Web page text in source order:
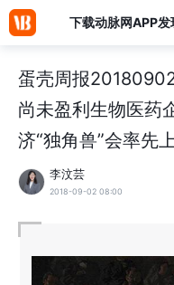
下载动脉网APP发
蛋壳周报
尚未盈利生物医药
济“独角兽”会率先
李汶芸
2018-09-02 08:00